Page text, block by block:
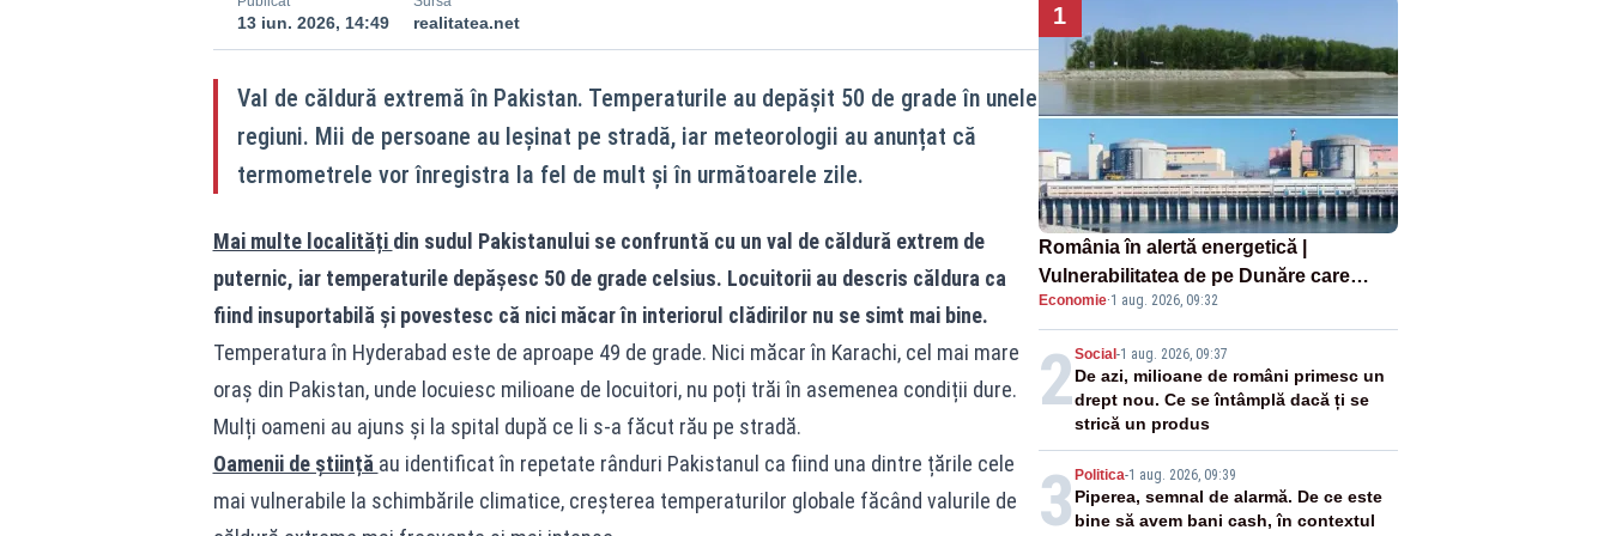
13 iun. 2026, 14:49 realitatea.net
Val de căldură extremă în Pakistan. Temperaturile au depășit 50 de grade în unele
regiuni. Mii de persoane au leșinat pe stradă, iar meteorologii au anunțat că
termometrele vor înregistra la fel de mult și în următoarele zile.
Mai multe localități din sudul Pakistanului se confruntă cu un val de căldură extrem de
puternic, iar temperaturile depășesc 50 de grade celsius. Locuitorii au descris căldura ca
fiind insuportabilă și povestesc că nici măcar în interiorul clădirilor nu se simt mai bine.
Temperatura în Hyderabad este de aproape 49 de grade. Nici măcar în Karachi, cel mai mare
oraș din Pakistan, unde locuiesc milioane de locuitori, nu poți trăi în asemenea condiții dure.
Mulți oameni au ajuns și la spital după ce li s-a făcut rău pe stradă.
Oamenii de știință au identificat în repetate rânduri Pakistanul ca fiind una dintre țările cele
mai vulnerabile la schimbările climatice, creșterea temperaturilor globale făcând valurile de
1
România în alertă energetică |
Vulnerabilitatea de pe Dunăre care
pune în pericol Centrala Cernavodă era
cunoscută de pe vremea lui Ceaușescu
Economie·1 aug. 2026, 09:32
2Social -1 aug. 2026, 09:37
De azi, milioane de români primesc un
drept nou. Ce se întâmplă dacă ți se
strică un produs
3 Politica-1 aug. 2026, 09:39
Piperea, semnal de alarmă. De ce este
bine să avem bani cash, în contextul